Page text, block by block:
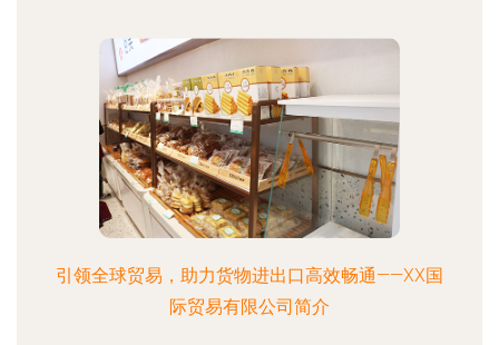
引领全球贸易，助力货物进出口高效畅通——XX国
际贸易有限公司简介